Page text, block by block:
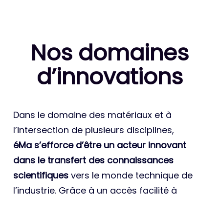
Nos domaines
d’innovations
Dans le domaine des matériaux et à
l’intersection de plusieurs disciplines,
éMa s’efforce d’être un acteur innovant
dans le transfert des connaissances
scientifiques vers le monde technique de
l’industrie. Grâce à un accès facilité à